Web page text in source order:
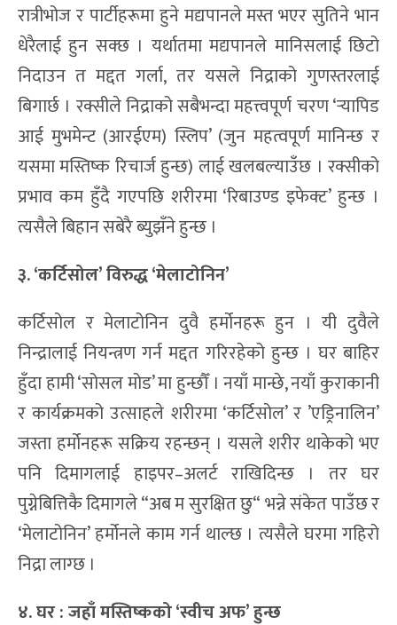
रात्रीभोज र पार्टीहरूमा हुने मद्यपानले मस्त भएर सुतिने भान
धेरैलाई हुन सक्छ । यर्थातमा मद्यपानले मानिसलाई छिटो
निदाउन त मद्दत गर्ला, तर यसले निद्राको गुणस्तरलाई
बिगार्छ । रक्सीले निद्राको सबैभन्दा महत्त्वपूर्ण चरण ‘र्‍यापिड
आई मुभमेन्ट (आरईएम) स्लिप’ (जुन महत्वपूर्ण मानिन्छ र
यसमा मस्तिष्क रिचार्ज हुन्छ) लाई खलबल्याउँछ । रक्सीको
प्रभाव कम हुँदै गएपछि शरीरमा ‘रिबाउण्ड इफेक्ट’ हुन्छ ।
त्यसैले बिहान सबेरै ब्युझँने हुन्छ ।
३. ‘कर्टिसोल’ विरुद्ध ‘मेलाटोनिन’
कर्टिसोल र मेलाटोनिन दुवै हर्मोनहरू हुन । यी दुवैले
निन्द्रालाई नियन्त्रण गर्न मद्दत गरिरहेको हुन्छ । घर बाहिर
हुँदा हामी ‘सोसल मोड’ मा हुन्छौँ । नयाँ मान्छे, नयाँ कुराकानी
र कार्यक्रमको उत्साहले शरीरमा ‘कर्टिसोल’ र ’एड्रिनालिन’
जस्ता हर्मोनहरू सक्रिय रहन्छन् । यसले शरीर थाकेको भए
पनि दिमागलाई हाइपर–अलर्ट राखिदिन्छ । तर घर
पुग्नेबित्तिकै दिमागले “अब म सुरक्षित छु“ भन्ने संकेत पाउँछ र
‘मेलाटोनिन’ हर्मोनले काम गर्न थाल्छ । त्यसैले घरमा गहिरो
निद्रा लाग्छ ।
४. घर : जहाँ मस्तिष्कको ‘स्वीच अफ’ हुन्छ